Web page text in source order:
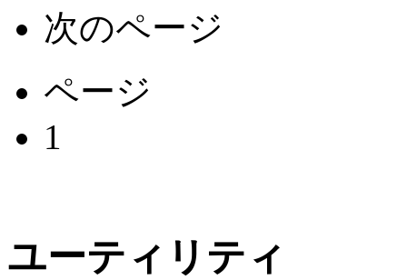
次のページ
ページ
1
ユーティリティ